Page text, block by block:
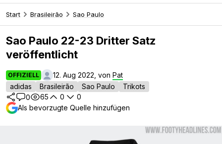
Start Brasileirão Sao Paulo
Sao Paulo 22-23 Dritter Satz
veröffentlicht
OFFIZIELL 12. Aug 2022, von Pat
adidas
Brasileirão Sao Paulo
Trikots
0
65 0
0
Als bevorzugte Quelle hinzufügen